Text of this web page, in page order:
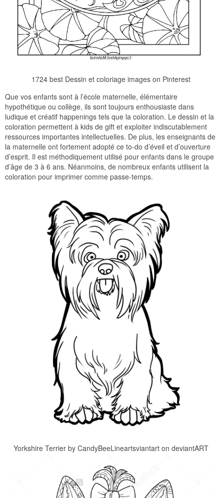
1724 best Dessin et coloriage images on Pinterest
Que vos enfants sont à l’école maternelle, élémentaire
hypothétique ou collège, ils sont toujours enthousiaste dans
ludique et créatif happenings tels que la coloration. Le dessin et la
coloration permettent à kids de gift et exploiter indiscutablement
ressources importantes intellectuelles. De plus, les enseignants de
la maternelle ont fortement adopté ce to-do d’éveil et d’ouverture
d’esprit. Il est méthodiquement utilisé pour enfants dans le groupe
d’âge de 3 à 6 ans. Néanmoins, de nombreux enfants utilisent la
coloration pour imprimer comme passe-temps.
Yorkshire Terrier by CandyBeeLineartsviantart on deviantART